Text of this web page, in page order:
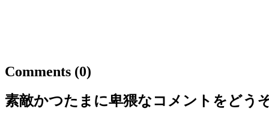
Comments (0)
素敵かつたまに卑猥なコメントをどうぞ